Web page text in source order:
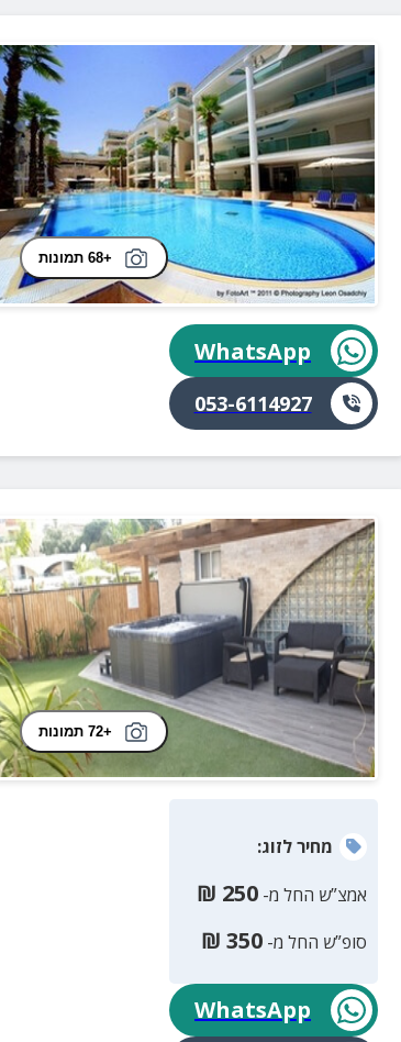
+68 תמונות
WhatsApp
053-6114927
+72 תמונות
מחירלזוג:
אמצ”ש החל מ- 250
₪
סופ”ש החל מ- 350
₪
WhatsApp